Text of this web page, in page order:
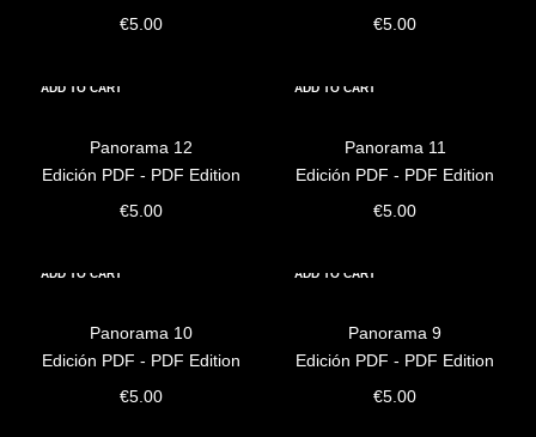
€5.00
€5.00
ADD TO CART
Panorama 12
Edición PDF - PDF Edition
€5.00
ADD TO CART
Panorama 11
Edición PDF - PDF Edition
€5.00
ADD TO CART
Panorama 10
Edición PDF - PDF Edition
€5.00
ADD TO CART
Panorama 9
Edición PDF - PDF Edition
€5.00